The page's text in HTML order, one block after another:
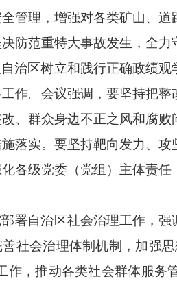
管理，增强对各类矿山、
防范重特大事故发生，全力
治区树立和践行正确政绩
作。会议强调，要坚持把
、群众身边不正之风和腐
落实。要坚持靶向发力、
各级党委（党组）主体责
署自治区社会治理工作，
社会治理体制机制，加强
作，推动各类社会群体服务